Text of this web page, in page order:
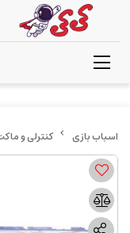
کنترلی و